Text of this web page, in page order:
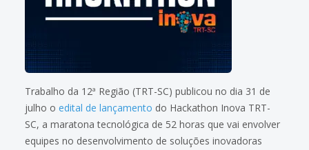
Trabalho da 12ª Região (TRT-SC) publicou no dia 31 de
julho o edital de lançamento do Hackathon Inova TRT-
SC, a maratona tecnológica de 52 horas que vai envolver
equipes no desenvolvimento de soluções inovadoras